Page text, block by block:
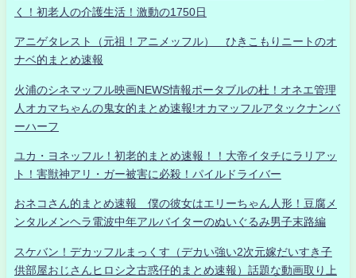
く！初老人の介護生活！激動の1750日
アニゲタレスト（元祖！アニメッフル） ひきこもりニートのオ
ナベ的まとめ速報
火浦のシネマッフル映画NEWS情報ポータブルの杜！オネエ管理
人オカマちゃんの鬼女的まとめ速報!オカマッフルアタックナンバ
ーハーフ
ユカ・ヨネッフル！初老的まとめ速報！！大帝イタチにラリアッ
ト！害獣神アリ・ガー被害に必殺！パイルドライバー
おネコさん的まとめ速報 僕の彼女はエリーちゃん人形！豆腐メ
ンタルメンヘラ電波中年アルバイターのぬいぐるみ男子末路編
スケバン！デカッフルまっくす（デカい強い2次元嫁だいすき子
供部屋おじさんヒロシ之古惑仔的まとめ速報）話題な動画取り上